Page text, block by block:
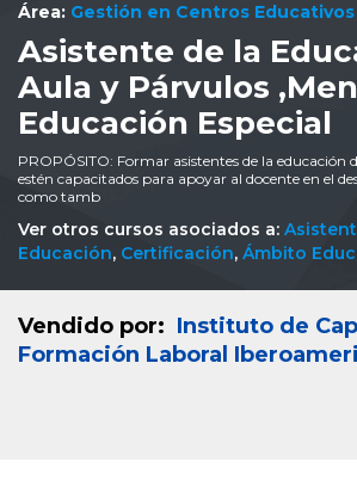
Área: Gestión en Centros Educativos
Asistente de la
Aula y Párvulos
Educación Especial
PROPÓSITO: Formar asistentes de la educación
estén capacitados para apoyar al docente en el
como tamb
Ver otros cursos asociados a:
Educación, Certificación, Ámbito
Vendido por: Instituto de
Formación Laboral